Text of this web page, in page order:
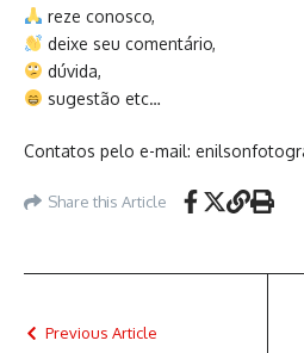
reze conosco,
deixe seu comentário,
dúvida,
sugestão etc…
Contatos pelo e-mail:
Share this Article
Previous Article